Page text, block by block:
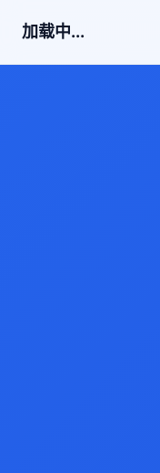
加载中...